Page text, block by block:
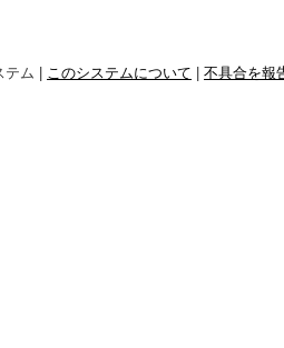
ム | このシステムについて 不具合を報